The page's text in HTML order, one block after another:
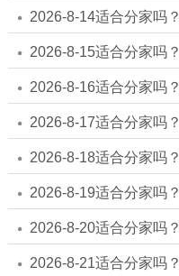
2026-8-14适合分家吗？
2026-8-15适合分家吗？
2026-8-16适合分家吗？
2026-8-17适合分家吗？
2026-8-18适合分家吗？
2026-8-19适合分家吗？
2026-8-20适合分家吗？
2026-8-21适合分家吗？